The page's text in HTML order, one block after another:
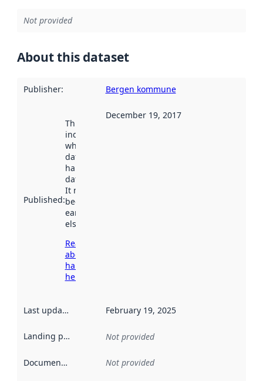
Not provided
About this dataset
Publisher: Bergen kommune
Published:
This date
indicates
when the
dataset was
harvested by
data.norge.no.
It may have
been available
earlier
elsewhere.
Read more
about
harvesting
here
December 19, 2017
Last updated February 19, 2025
Landing page Not provided
Documentation Not provided